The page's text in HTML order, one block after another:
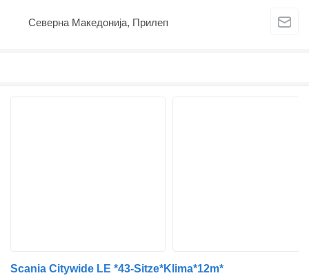
Северна Македонија, Прилеп
Scania Citywide LE *43-Sitze*Klima*12m*